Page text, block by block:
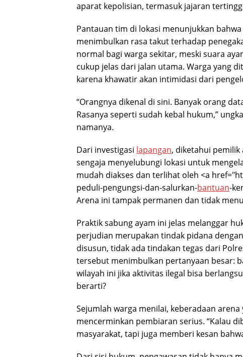
aparat kepolisian, termasuk jajaran
Pantauan tim di lokasi menunjukkan
menimbulkan rasa takut terhadap
normal bagi warga sekitar, meski suara
cukup jelas dari jalan utama. Warga yang
karena khawatir akan intimidasi dari
“Orangnya dikenal di sini. Banyak orang
Rasanya seperti sudah kebal hukum,”
namanya.
Dari investigasi lapangan, diketahui pemilik
sengaja menyelubungi lokasi untuk
mudah diakses dan terlihat oleh <a
peduli-pengungsi-dan-salurkan-bantuan-
Arena ini tampak permanen dan tidak
Praktik sabung ayam ini jelas melanggar
perjudian merupakan tindak pidana
disusun, tidak ada tindakan tegas dari
tersebut menimbulkan pertanyaan besar:
wilayah ini jika aktivitas ilegal bisa
berarti?
Sejumlah warga menilai, keberadaan
mencerminkan pembiaran serius. “Kalau
masyarakat, tapi juga memberi kesan